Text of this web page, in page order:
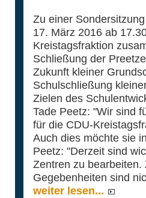
Zu einer
17. März 2016 ab
Kreistagsfraktion
Schließung der
Zukunft kleiner
Schulschließung
Zielen des
Tade Peetz: "Wir sind
für die CDU-
Auch dies möchte sie
Peetz: "Derzeit sind
Zentren zu
Gegebenheiten sind
weiter lesen...